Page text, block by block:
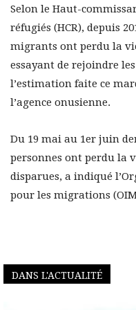
Selon le Haut-
réfugiés (HCR), depuis
migrants ont perdu la
essayant de rejoindre les
l’estimation faite ce
l’agence onusienne.
Du 19 mai au 1er juin
personnes ont perdu la
disparues, a indiqué
pour les migrations
DANS L'ACTUALITÉ